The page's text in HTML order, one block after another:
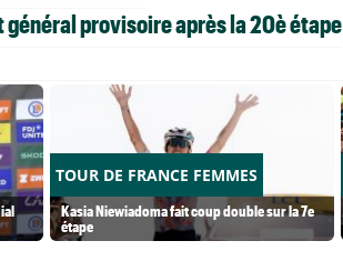
provisoire après la 20è étape
TOUR DE FRANCE FEMMES
Kasia Niewiadoma fait coup double sur la 7e
étape